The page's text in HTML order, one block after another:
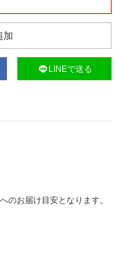
加
LINEで送る
へのお届け目安となります。